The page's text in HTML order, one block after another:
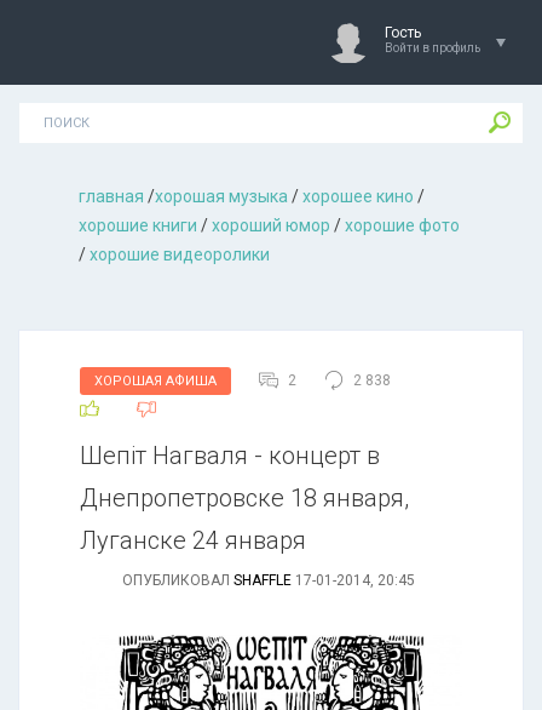
Гость
Войти в профиль
главная /хорошая музыкa /хорошее кино /
хорошие книги /хороший юмор /хорошие фото
/хорошие видеоролики
ХОРОШАЯ АФИША 2 2 838
Шепіт Нагваля - концерт в
Днепропетровске 18 января,
Луганске 24 января
ОПУБЛИКОВАЛ SHAFFLE 17-01-2014, 20:45